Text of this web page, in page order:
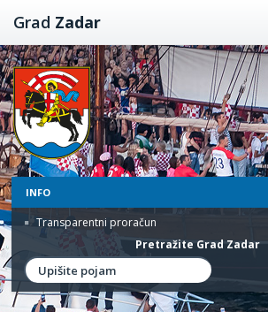
Preskoči
na
sadržaj
Grad Zadar
INFO
Transparentni proračun
Pretražite Grad Zadar